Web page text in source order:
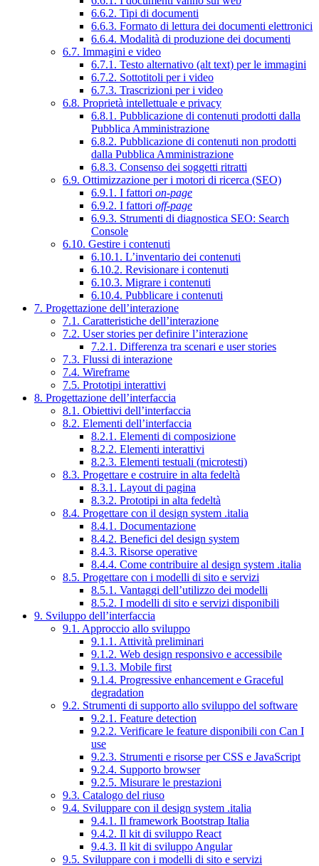
6.6.2. Tipi di documenti
6.6.3. Formato di lettura dei documenti elettronici
6.6.4. Modalità di produzione dei documenti
6.7. Immagini e video
6.7.1. Testo alternativo (alt text) per le immagini
6.7.2. Sottotitoli per i video
6.7.3. Trascrizioni per i video
6.8. Proprietà intellettuale e privacy
6.8.1. Pubblicazione di contenuti prodotti dalla
Pubblica Amministrazione
6.8.2. Pubblicazione di contenuti non prodotti
dalla Pubblica Amministrazione
6.8.3. Consenso dei soggetti ritratti
6.9. Ottimizzazione per i motori di ricerca (SEO)
6.9.1. I fattori on-page
6.9.2. I fattori off-page
6.9.3. Strumenti di diagnostica SEO: Search
Console
6.10. Gestire i contenuti
6.10.1. L’inventario dei contenuti
6.10.2. Revisionare i contenuti
6.10.3. Migrare i contenuti
6.10.4. Pubblicare i contenuti
7. Progettazione dell’interazione
7.1. Caratteristiche dell’interazione
7.2. User stories per definire l’interazione
7.2.1. Differenza tra scenari e user stories
7.3. Flussi di interazione
7.4. Wireframe
7.5. Prototipi interattivi
8. Progettazione dell’interfaccia
8.1. Obiettivi dell’interfaccia
8.2. Elementi dell’interfaccia
8.2.1. Elementi di composizione
8.2.2. Elementi interattivi
8.2.3. Elementi testuali (microtesti)
8.3. Progettare e costruire in alta fedeltà
8.3.1. Layout di pagina
8.3.2. Prototipi in alta fedeltà
8.4. Progettare con il design system .italia
8.4.1. Documentazione
8.4.2. Benefici del design system
8.4.3. Risorse operative
8.4.4. Come contribuire al design system .italia
8.5. Progettare con i modelli di sito e servizi
8.5.1. Vantaggi dell’utilizzo dei modelli
8.5.2. I modelli di sito e servizi disponibili
9. Sviluppo dell’interfaccia
9.1. Approccio allo sviluppo
9.1.1. Attività preliminari
9.1.2. Web design responsivo e accessibile
9.1.3. Mobile first
9.1.4. Progressive enhancement e Graceful
degradation
9.2. Strumenti di supporto allo sviluppo del software
9.2.1. Feature detection
9.2.2. Verificare le feature disponibili con Can I
use
9.2.3. Strumenti e risorse per CSS e JavaScript
9.2.4. Supporto browser
9.2.5. Misurare le prestazioni
9.3. Catalogo del riuso
9.4. Sviluppare con il design system .italia
9.4.1. Il framework Bootstrap Italia
9.4.2. Il kit di sviluppo React
9.4.3. Il kit di sviluppo Angular
9.5. Sviluppare con i modelli di sito e servizi